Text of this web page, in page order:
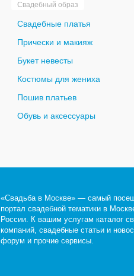
Свадебный образ
Свадебные платья
Прически и макияж
Букет невесты
Костюмы для жениха
Пошив платьев
Обувь и аксессуары
«Свадьба в Москве» — самый
портал свадебной тематики в
России. К вашим услугам каталог
компаний, свадебные статьи и
форум и прочие сервисы.